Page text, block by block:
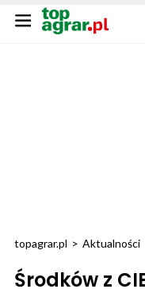
topagrar.pl > Aktualności
Środków z